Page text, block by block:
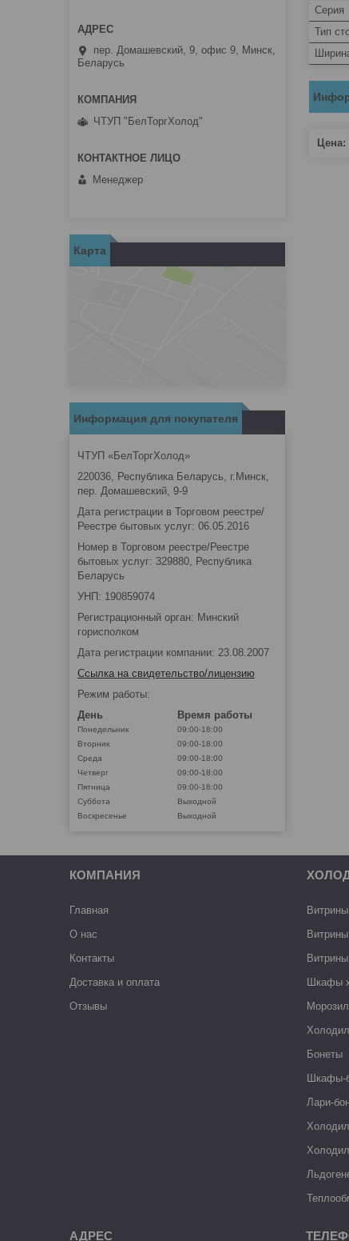
Серия
Тип
Цена:
пер. Домашевский, 9, офис 9, Минск,
Беларусь
ЧТУП "БелТоргХолод"
Менеджер
Карта
Информация для покупателя
ЧТУП «БелТоргХолод»
220036, Республика Беларусь, г.Минск,
пер. Домашевский, 9-9
Дата регистрации в Торговом реестре/
Реестре бытовых услуг: 06.05.2016
Номер в Торговом реестре/Реестре
бытовых услуг: 329880, Республика
Беларусь
УНП: 190859074
Регистрационный орган: Минский
горисполком
Дата регистрации компании: 23.08.2007
Ссылка на свидетельство/лицензию
Режим работы:
День
Время работы
Понедельник
09:00-18:00
Вторник
09:00-18:00
Среда
09:00-18:00
Четверг
09:00-18:00
Пятница
09:00-18:00
Суббота
Выходной
Воскресенье
Выходной
КОМПАНИЯ
Главная
О нас
Контакты
Доставка и оплата
Отзывы
Шкафы
Бонеты
Шкафы-
Лари-